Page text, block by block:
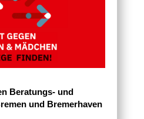
Beratungs- und
und Bremerhaven